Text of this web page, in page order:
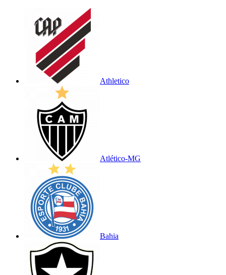
Athletico
Atlético-MG
Bahia